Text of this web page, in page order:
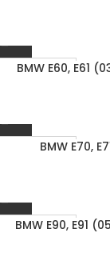
1–3 d. d.
BMW E60, E61
1–3 d. d.
BMW E70,
1–3 d. d.
BMW E90, E91